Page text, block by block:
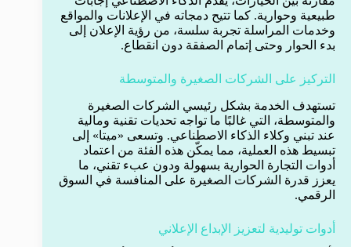
طبيعية وحوارية. كما تتيح دمجاته في الإعلانات والمواقع
وخدمات المراسلة تجربة سلسة، من رؤية الإعلان إلى
بدء الحوار وحتى إتمام الصفقة دون انقطاع.
التركيز على الشركات الصغيرة والمتوسطة
تستهدف الخدمة بشكل رئيسي الشركات الصغيرة
والمتوسطة، التي غالبًا ما تواجه تحديات تقنية ومالية
عند تبني وكلاء الذكاء الاصطناعي. وتسعى «ميتا» إلى
تبسيط هذه العملية، مما يمكّن هذه الفئة من اعتماد
أدوات التجارة الحوارية بسهولة ودون عبء تقني، ما
يعزز قدرة الشركات الصغيرة على المنافسة في السوق
الرقمي.
أدوات توليدية لتعزيز الإبداع الإعلاني